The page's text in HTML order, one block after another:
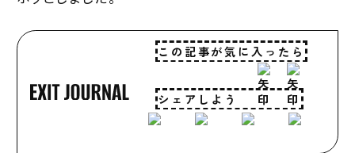
この記事が気に入ったら
シェアしよう